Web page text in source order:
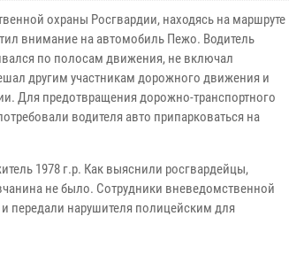
охраны Росгвардии, находясь на маршруте
внимание на автомобиль Пежо. Водитель
по полосам движения, не включал
другим участникам дорожного движения и
Для предотвращения дорожно-транспортного
водителя авто припарковаться на
1978 г.р. Как выяснили росгвардейцы,
не было. Сотрудники вневедомственной
передали нарушителя полицейским для